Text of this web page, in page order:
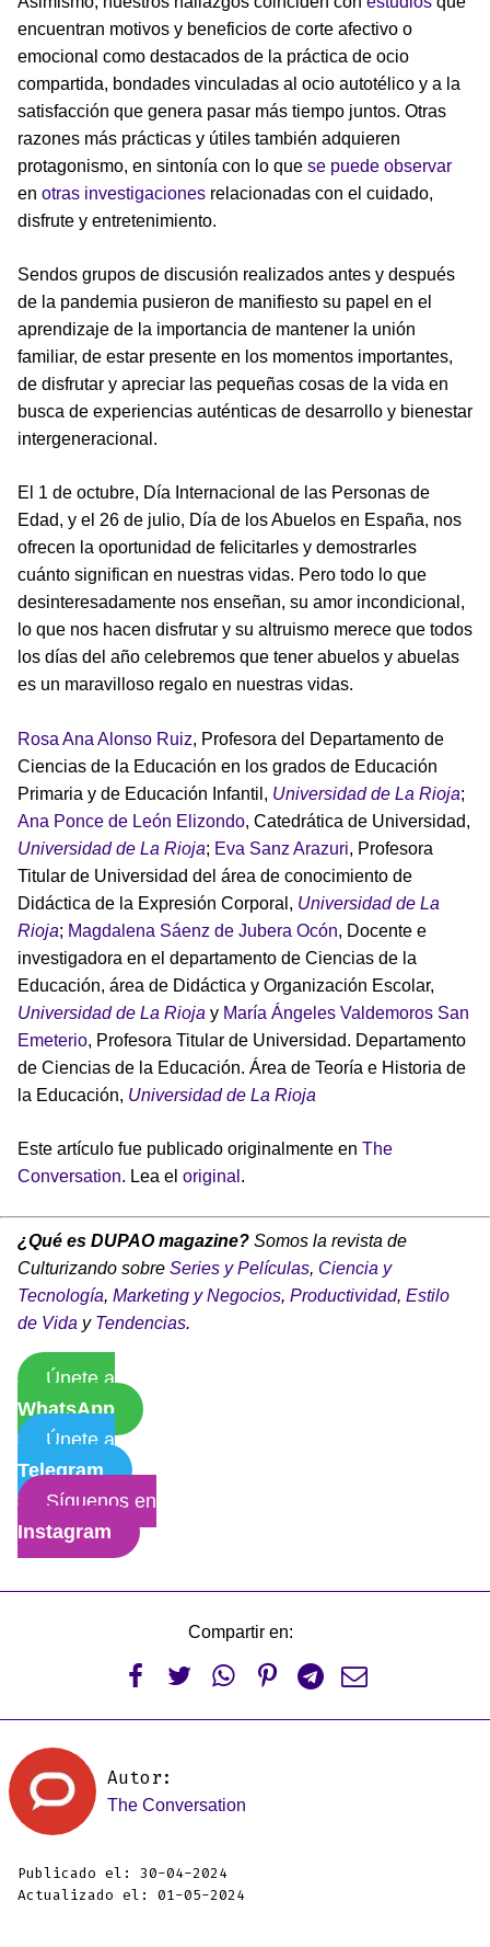
encuentran motivos y beneficios de corte afectivo o
emocional como destacados de la práctica de ocio
compartida, bondades vinculadas al ocio autotélico y a la
satisfacción que genera pasar más tiempo juntos. Otras
razones más prácticas y útiles también adquieren
protagonismo, en sintonía con lo que se puede observar
en otras investigaciones relacionadas con el cuidado,
disfrute y entretenimiento.
Sendos grupos de discusión realizados antes y después
de la pandemia pusieron de manifiesto su papel en el
aprendizaje de la importancia de mantener la unión
familiar, de estar presente en los momentos importantes,
de disfrutar y apreciar las pequeñas cosas de la vida en
busca de experiencias auténticas de desarrollo y bienestar
intergeneracional.
El 1 de octubre, Día Internacional de las Personas de
Edad, y el 26 de julio, Día de los Abuelos en España, nos
ofrecen la oportunidad de felicitarles y demostrarles
cuánto significan en nuestras vidas. Pero todo lo que
desinteresadamente nos enseñan, su amor incondicional,
lo que nos hacen disfrutar y su altruismo merece que todos
los días del año celebremos que tener abuelos y abuelas
es un maravilloso regalo en nuestras vidas.
Rosa Ana Alonso Ruiz, Profesora del Departamento de
Ciencias de la Educación en los grados de Educación
Primaria y de Educación Infantil, Universidad de La Rioja;
Ana Ponce de León Elizondo, Catedrática de Universidad,
Universidad de La Rioja; Eva Sanz Arazuri, Profesora
Titular de Universidad del área de conocimiento de
Didáctica de la Expresión Corporal, Universidad de La
Rioja; Magdalena Sáenz de Jubera Ocón, Docente e
investigadora en el departamento de Ciencias de la
Educación, área de Didáctica y Organización Escolar,
Universidad de La Rioja y María Ángeles Valdemoros San
Emeterio, Profesora Titular de Universidad. Departamento
de Ciencias de la Educación. Área de Teoría e Historia de
la Educación, Universidad de La Rioja
Este artículo fue publicado originalmente en The
Conversation. Lea el original .
¿Qué es DUPAO magazine? Somos la revista de
Culturizando sobre Series y Películas, Ciencia y
Tecnología, Marketing y Negocios, Productividad, Estilo
de Vida y Tendencias.
Únete a
WhatsApp
Únete a
Telegram
Síguenos en
Instagram
Compartir en:
     
Autor:
The Conversation
Publicado el: 30-04-2024
Actualizado el: 01-05-2024